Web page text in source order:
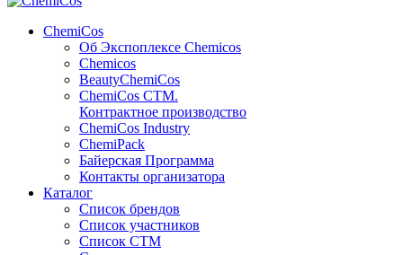
ChemiCos
Об Экспоплексе Chemicos
Chemicos
BeautyChemiCos
ChemiCos СТМ.
Контрактное производство
ChemiCos Industry
ChemiPack
Байерская Программа
Контакты организатора
Каталог
Список брендов
Список участников
Список СТМ